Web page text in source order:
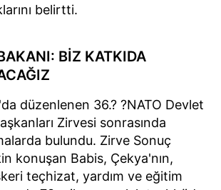
belirtti.
BİZ KATKIDA
düzenlenen 36.? ?NATO Devlet
Zirvesi sonrasında
bulundu. Zirve Sonuç
konuşan Babis, Çekya'nın,
teçhizat, yardım ve eğitim